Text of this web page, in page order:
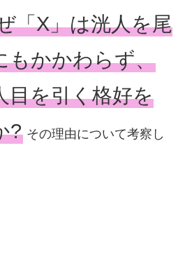
「X」は洸人を尾
もかかわらず、
目を引く格好を
?その理由について考察し